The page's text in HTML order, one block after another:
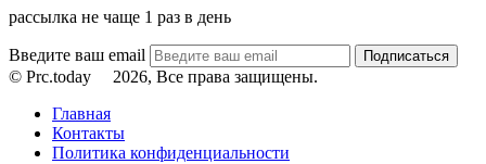
рассылка не чаще 1 раз в день
Введите ваш email
© Prc.today
2026, Все права защищены.
Главная
Контакты
Политика конфиденциальности